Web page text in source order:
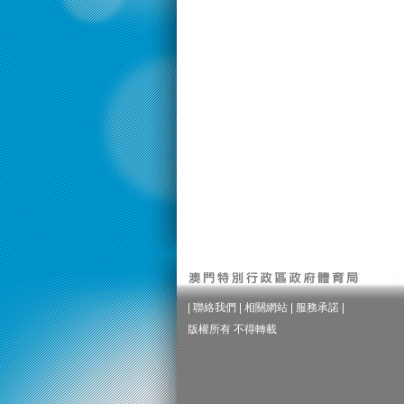
| 聯絡我們 | 相關網站 | 服務承諾 |
版權所有 不得轉載